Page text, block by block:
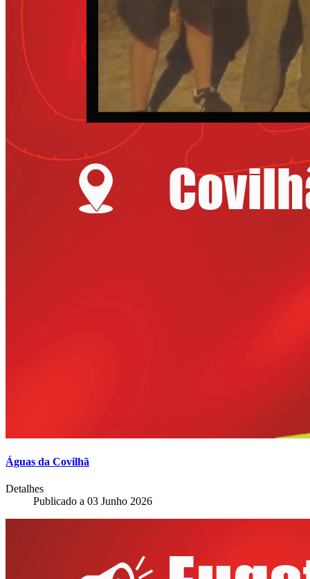
Águas da Covilhã
Detalhes
Publicado a 03 Junho 2026